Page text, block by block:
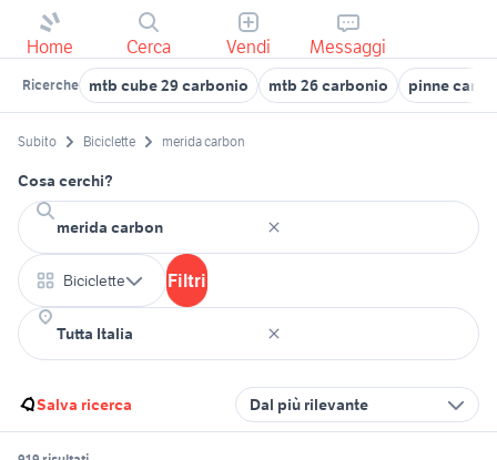
Home Cerca Vendi Messaggi
Ricerche mtb cube 29 carbonio mtb 26 carbonio pinne
Subito Biciclette merida carbon
Cosa cerchi?
Biciclette Filtri
Salva ricerca Dal più rilevante